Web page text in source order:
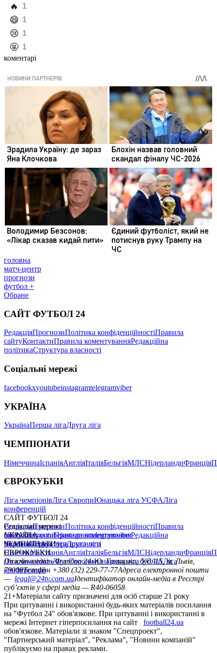
️🔥 1
️😄 1
️😢 1
️🤬 1
коментарі
головна
матч-центр
прогнози
футбол +
Обране
САЙТ ФУТБОЛ 24
РедакціяПрогнозиПолітика конфіденційностіПравила
сайтуКонтактиПравила коментуванняРедакційна
політикаСтруктура власності
Соціальні мережі
facebookxyoutubeinstagramtelegramviber
УКРАЇНА
УкраїнаПерша лігаДруга ліга
ЧЕМПІОНАТИ
НімеччинаІспаніяАнгліяІталіяБельгіяМЛСНідерландиФранція
ЄВРОКУБКИ
Ліга чемпіонівЛіга ЄвропиЮнацька ліга УЄФАЛіга
конференцій
САЙТ ФУТБОЛ 24
РедакціяПрогнозиПолітика конфіденційностіПравила
сайтуКонтактиПравила коментуванняРедакційна
політикаСтруктура власності
Соціальні мережі
facebookxyoutubeinstagramtelegramviber
УКРАЇНА
УкраїнаПерша лігаДруга ліга
ЧЕМПІОНАТИ
НімеччинаІспаніяАнгліяІталіяБельгіяМЛСНідерландиФранція
ЄВРОКУБКИ
Ліга чемпіонівЛіга ЄвропиЮнацька ліга УЄФАЛіга
конференцій
Онлайн-медіа «Футбол 24»пл. Галицька, буд. 15, м. Львів,
79008Телефон +380 (32) 229-77-77Адреса електронної пошти
— legal@24tv.com.uaІдентифікатор онлайн-медіа в Реєстрі
суб’єктів у сфері медіа — R40-06058
21+Матеріали сайту призначені для осіб старше 21 року
При цитуванні і використанні будь-яких матеріалів посилання
на "Футбол 24" обов'язкове. При цитуванні і використанні в
мережі Інтернет гіперпосилання на сайт
football24.ua
обов'язкове. Матеріали зі знаком "Спецпроект",
"Партнерський матеріал", "Реклама", "Новини компаній"
публікуємо на правах реклами.